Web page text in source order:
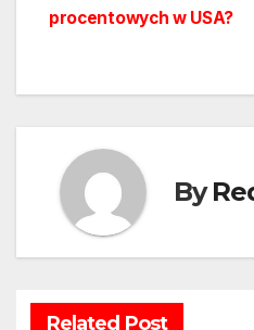
procentowych w USA?
By
Related Post